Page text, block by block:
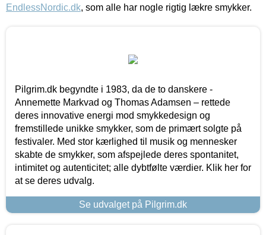
EndlessNordic.dk, som alle har nogle rigtig lækre smykker.
Pilgrim.dk begyndte i 1983, da de to danskere -
Annemette Markvad og Thomas Adamsen – rettede
deres innovative energi mod smykkedesign og
fremstillede unikke smykker, som de primært solgte på
festivaler. Med stor kærlighed til musik og mennesker
skabte de smykker, som afspejlede deres spontanitet,
intimitet og autenticitet; alle dybtfølte værdier. Klik her for
at se deres udvalg.
Se udvalget på Pilgrim.dk